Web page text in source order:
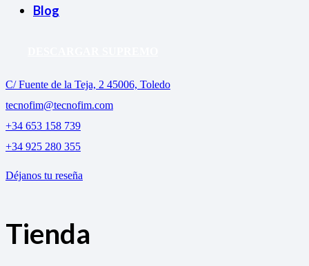
Blog
C/ Fuente de la Teja, 2 45006, Toledo
tecnofim@tecnofim.com
+34 653 158 739
+34 925 280 355
Déjanos tu reseña
Tienda